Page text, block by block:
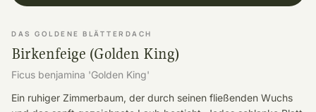
DAS GOLDENE BLÄTTERDACH
Birkenfeige (Golden King)
Ficus benjamina 'Golden King'
Ein ruhiger Zimmerbaum, der durch seinen fließenden Wuchs